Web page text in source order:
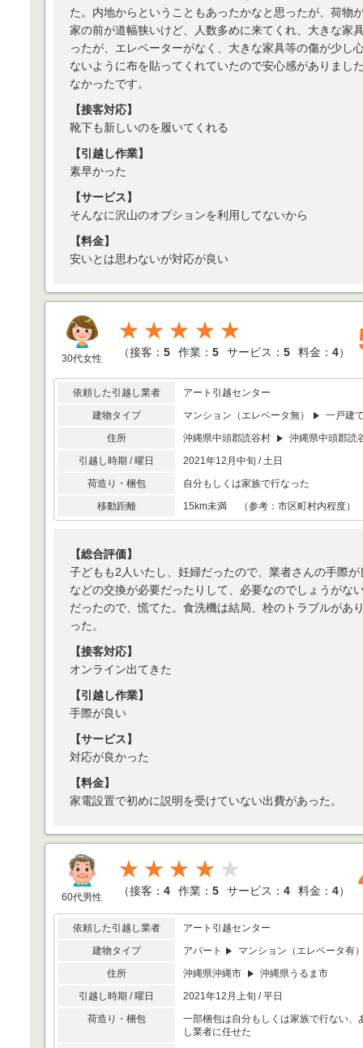
た。内地からということもあったかなと思ったが、荷物
家の前が道幅狭いけど、人数多めに来てくれ、大きな家
ったが、エレベーターがなく、大きな家具等の傷が少
ないように布を貼ってくれていたので安心感がありまし
なかったです。
【接客対応】
靴下も新しいのを履いてくれる
【引越し作業】
素早かった
【サービス】
そんなに沢山のオプションを利用してないから
【料金】
安いとは思わないが対応が良い
30代女性
★★★★★
（接客： 5 作業： 5 サービス： 5 料金： 4）
依頼した引越し業者
アート引越センター
建物タイプ
マンション（エレベータ無）
一戸建
住所
沖縄県中頭郡読谷村
沖縄県中頭郡読
引越し時期 / 曜日
2021年12月中旬 / 土日
荷造り・梱包
自分もしくは家族で行なった
移動距離
15km未満 （参考：市区町村内程度）
【総合評価】
子どもも2人いたし、妊婦だったので、業者さんの手際
などの交換が必要だったりして、必要なのでしょうがな
だったので、慌てた。食洗機は結局、栓のトラブルがあ
った。
【接客対応】
オンライン出てきた
【引越し作業】
手際が良い
【サービス】
対応が良かった
【料金】
家電設置で初めに説明を受けていない出費があった。
60代男性
★★★★
（接客： 4 作業： 5 サービス： 4 料金： 4）
依頼した引越し業者
アート引越センター
建物タイプ
アパート
マンション（エレベータ有
住所
沖縄県沖縄市
沖縄県うるま市
引越し時期 / 曜日
2021年12月上旬 / 平日
荷造り・梱包
一部梱包は自分もしくは家族で行ない、
し業者に任せた